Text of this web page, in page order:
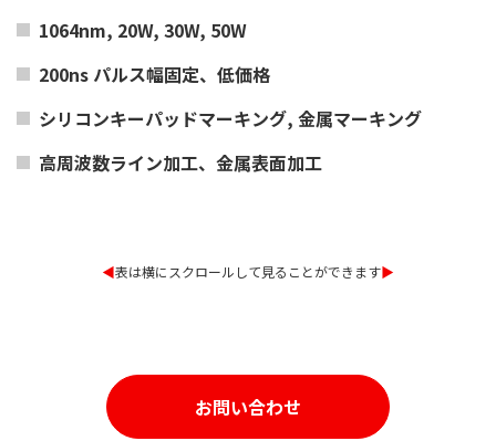
1064nm, 20W, 30W, 50W
200ns パルス幅固定、低価格
シリコンキーパッドマーキング, 金属マーキング
高周波数ライン加工、金属表面加工
◀︎表は横にスクロールして見ることができます▶︎
お問い合わせ